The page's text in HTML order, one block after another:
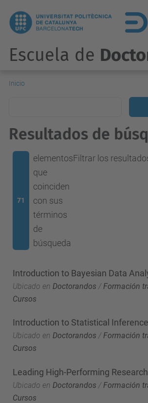
Escuela de
Inicio
Resultados de
71
elementos
que
coinciden
con sus
términos
de
búsqueda
Filtrar los
Introduction to Bayesian Data
Ubicado en Doctorandos / Formación
Cursos
Introduction to Statistical Inference
Ubicado en Doctorandos /Formación
Cursos
Leading High-Performing
Ubicado en Doctorandos / Formación
Cursos